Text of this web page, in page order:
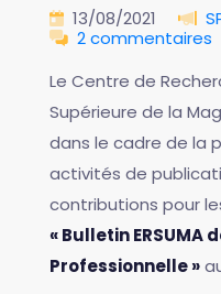
13/08/2021
2 commentaires
Le Centre de
Supérieure de la
dans le cadre de la
activités de
contributions pour
« Bulletin ERSUMA
Professionnelle »